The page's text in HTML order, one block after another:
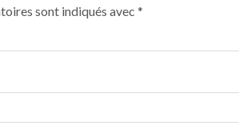
sont indiqués avec *